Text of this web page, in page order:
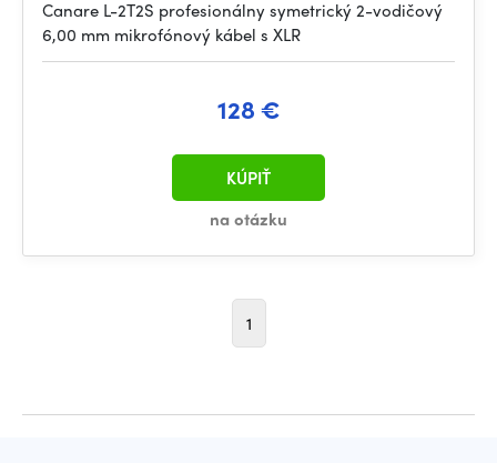
Canare L-2T2S profesionálny symetrický 2-vodičový
6,00 mm mikrofónový kábel s XLR
128 €
na otázku
KÚPIŤ
1